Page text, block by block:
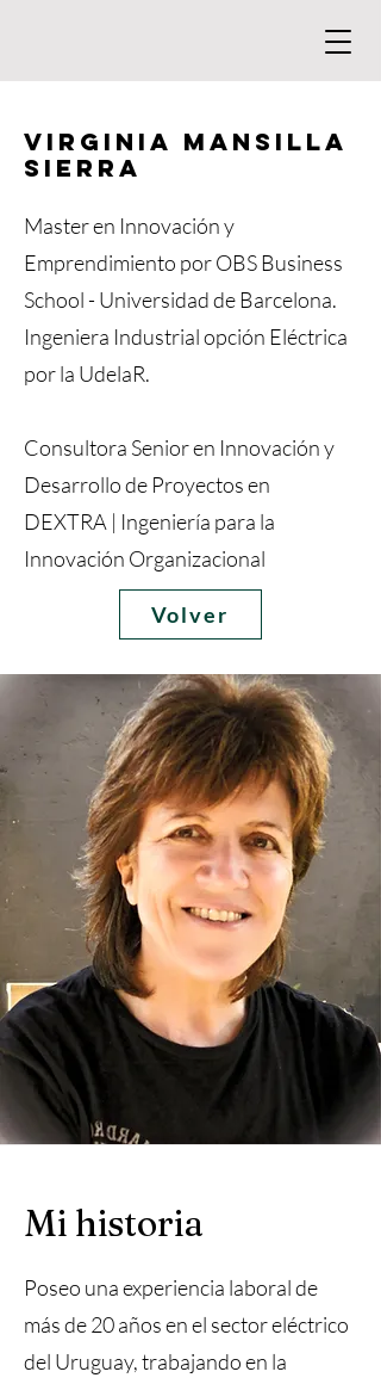
Virginia Mansilla
SIERRA
Master en Innovación y
Emprendimiento por OBS Business
School - Universidad de Barcelona.
Ingeniera Industrial opción Eléctrica
por la UdelaR.
Consultora Senior en Innovación y
Desarrollo de Proyectos en
DEXTRA | Ingeniería para la
Innovación Organizacional
Volver
Mi historia
Poseo una experiencia laboral de
más de 20 años en el sector eléctrico
del Uruguay, trabajando en la